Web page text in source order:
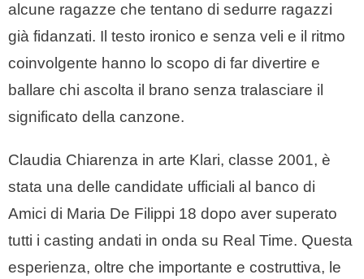
alcune ragazze che tentano di sedurre ragazzi
già fidanzati. Il testo ironico e senza veli e il ritmo
coinvolgente hanno lo scopo di far divertire e
ballare chi ascolta il brano senza tralasciare il
significato della canzone.
Claudia Chiarenza in arte Klari, classe 2001, è
stata una delle candidate ufficiali al banco di
Amici di Maria De Filippi 18 dopo aver superato
tutti i casting andati in onda su Real Time. Questa
esperienza, oltre che importante e costruttiva, le